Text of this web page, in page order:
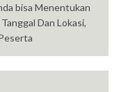
bisa Menentukan
Dan Lokasi,